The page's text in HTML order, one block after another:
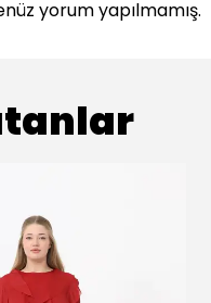
yorum yapılmamış.